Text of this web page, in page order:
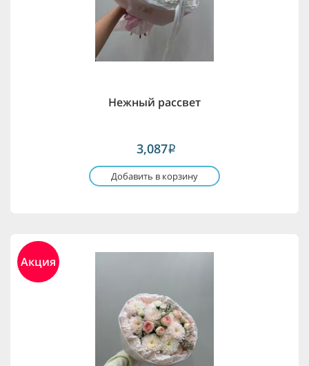
Нежный рассвет
3,087i
Добавить в корзину
Акция